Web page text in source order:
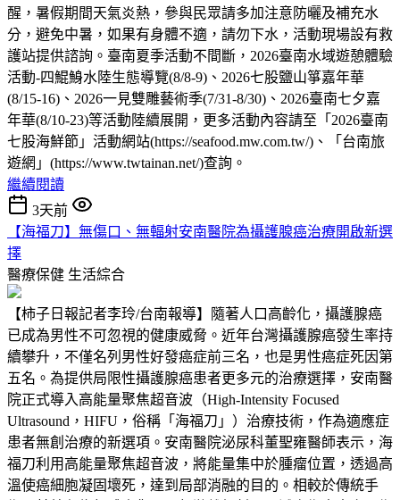
醒，暑假期間天氣炎熱，參與民眾請多加注意防曬及補充水
分，避免中暑，如果有身體不適，請勿下水，活動現場設有救
護站提供諮詢。臺南夏季活動不間斷，2026臺南水域遊憩體驗
活動-四鯤鯓水陸生態導覽(8/8-9)、2026七股鹽山箏嘉年華
(8/15-16)、2026一見雙雕藝術季(7/31-8/30)、2026臺南七夕嘉
年華(8/10-23)等活動陸續展開，更多活動內容請至「2026臺南
七股海鮮節」活動網站(https://seafood.mw.com.tw/)、「台南旅
遊網」(https://www.twtainan.net/)查詢。
繼續閱讀
3天前
【海福刀】無傷口、無輻射安南醫院為攝護腺癌治療開啟新選
擇
醫療保健 生活綜合
【柿子日報記者李玲/台南報導】隨著人口高齡化，攝護腺癌
已成為男性不可忽視的健康威脅。近年台灣攝護腺癌發生率持
續攀升，不僅名列男性好發癌症前三名，也是男性癌症死因第
五名。為提供局限性攝護腺癌患者更多元的治療選擇，安南醫
院正式導入高能量聚焦超音波（High-Intensity Focused
Ultrasound，HIFU，俗稱「海福刀」）治療技術，作為適應症
患者無創治療的新選項。安南醫院泌尿科董聖雍醫師表示，海
福刀利用高能量聚焦超音波，將能量集中於腫瘤位置，透過高
溫使癌細胞凝固壞死，達到局部消融的目的。相較於傳統手